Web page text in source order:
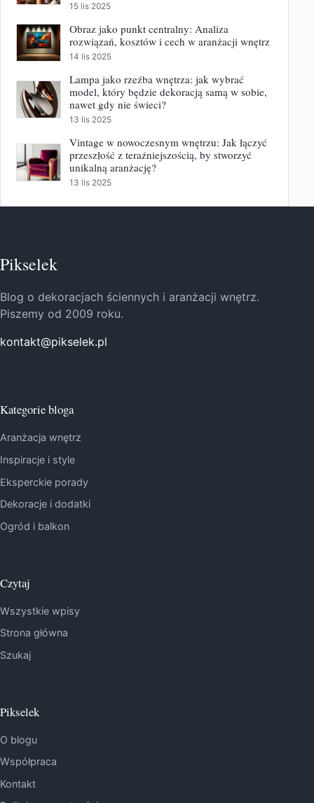
15 lis 2025
Obraz jako punkt centralny: Analiza
rozwiązań, kosztów i cech w aranżacji wnętrz
14 lis 2025
Lampa jako rzeźba wnętrza: jak wybrać
model, który będzie dekoracją samą w sobie,
nawet gdy nie świeci?
13 lis 2025
Vintage w nowoczesnym wnętrzu: Jak łączyć
przeszłość z teraźniejszością, by stworzyć
unikalną aranżację?
13 lis 2025
Pikselek
Blog o dekoracjach ściennych i aranżacji wnętrz.
Piszemy od 2009 roku.
kontakt@pikselek.pl
Kategorie bloga
Aranżacja wnętrz
Inspiracje i style
Eksperckie porady
Dekoracje i dodatki
Ogród i balkon
Czytaj
Wszystkie wpisy
Strona główna
Szukaj
Pikselek
O blogu
Współpraca
Kontakt